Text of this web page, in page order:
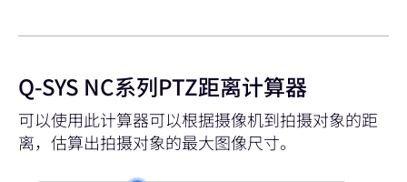
Q-SYS NC系列PTZ距离计算器
可以使用此计算器可以根据摄像机到拍摄对象的距
离，估算出拍摄对象的最大图像尺寸。